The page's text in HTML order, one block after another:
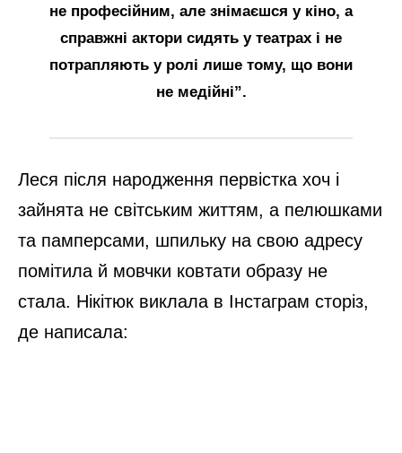
не професійним, але знімаєшся у кіно, а
справжні актори сидять у театрах і не
потрапляють у ролі лише тому, що вони
не медійні”.
Леся після народження первістка хоч і
зайнята не світським життям, а пелюшками
та памперсами, шпильку на свою адресу
помітила й мовчки ковтати образу не
стала. Нікітюк виклала в Інстаграм сторіз,
де написала: